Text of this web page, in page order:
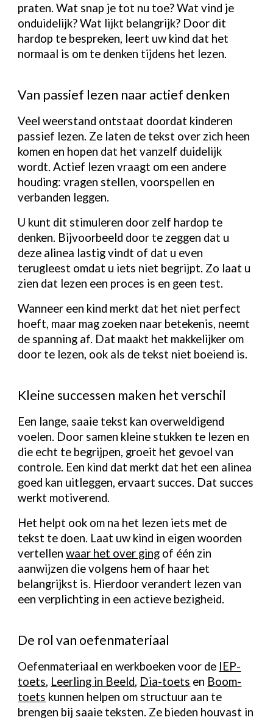
praten. Wat snap je tot nu toe? Wat vind je
onduidelijk? Wat lijkt belangrijk? Door dit
hardop te bespreken, leert uw kind dat het
normaal is om te denken tijdens het lezen.
Van passief lezen naar actief denken
Veel weerstand ontstaat doordat kinderen
passief lezen. Ze laten de tekst over zich heen
komen en hopen dat het vanzelf duidelijk
wordt. Actief lezen vraagt om een andere
houding: vragen stellen, voorspellen en
verbanden leggen.
U kunt dit stimuleren door zelf hardop te
denken. Bijvoorbeeld door te zeggen dat u
deze alinea lastig vindt of dat u even
terugleest omdat u iets niet begrijpt. Zo laat u
zien dat lezen een proces is en geen test.
Wanneer een kind merkt dat het niet perfect
hoeft, maar mag zoeken naar betekenis, neemt
de spanning af. Dat maakt het makkelijker om
door te lezen, ook als de tekst niet boeiend is.
Kleine successen maken het verschil
Een lange, saaie tekst kan overweldigend
voelen. Door samen kleine stukken te lezen en
die echt te begrijpen, groeit het gevoel van
controle. Een kind dat merkt dat het een alinea
goed kan uitleggen, ervaart succes. Dat succes
werkt motiverend.
Het helpt ook om na het lezen iets met de
tekst te doen. Laat uw kind in eigen woorden
vertellenwaar het over ging of één zin
aanwijzen die volgens hem of haar het
belangrijkst is. Hierdoor verandert lezen van
een verplichting in een actieve bezigheid.
De rol van oefenmateriaal
Oefenmateriaal en werkboeken voor de IEP-
toets, Leerling in Beeld, Dia-toets en Boom-
toets kunnen helpen om structuur aan te
brengen bij saaie teksten. Ze bieden houvast in